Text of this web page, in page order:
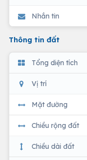
Nhắn tin
Thông tin đất
Tổng diện tích
Vị trí
Mặt đường
Chiều rộng đất
Chiều dài đất